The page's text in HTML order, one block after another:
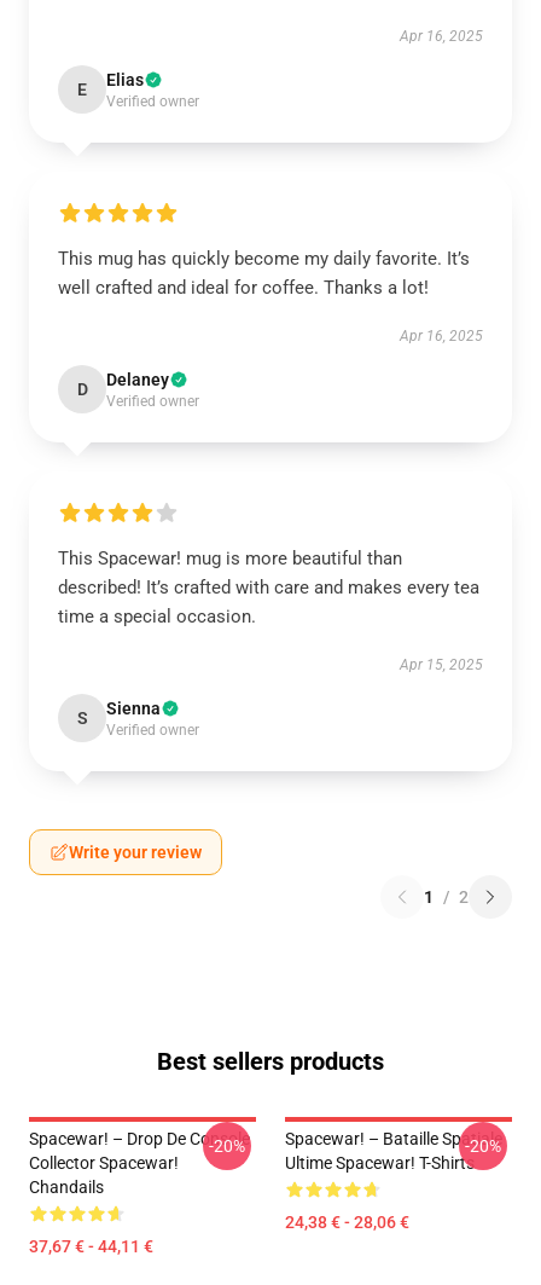
Apr 16, 2025
E Elias
Verified owner
This mug has quickly become my daily favorite. It’s
well crafted and ideal for coffee. Thanks a lot!
Apr 16, 2025
D Delaney
Verified owner
This Spacewar! mug is more beautiful than
described! It’s crafted with care and makes every tea
time a special occasion.
Apr 15, 2025
S Sienna
Verified owner
Write your review
1 / 2
Best sellers products
Spacewar! – Drop De Console
Collector Spacewar!
Chandails
37,67 € - 44,11 €
-20%
Spacewar! – Bataille Spatiale
Ultime Spacewar! T-Shirts
24,38 € - 28,06 €
-20%